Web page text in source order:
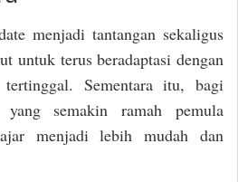
menjadi tantangan sekaligus
untuk terus beradaptasi dengan
Sementara itu, bagi
semakin ramah pemula
menjadi lebih mudah dan